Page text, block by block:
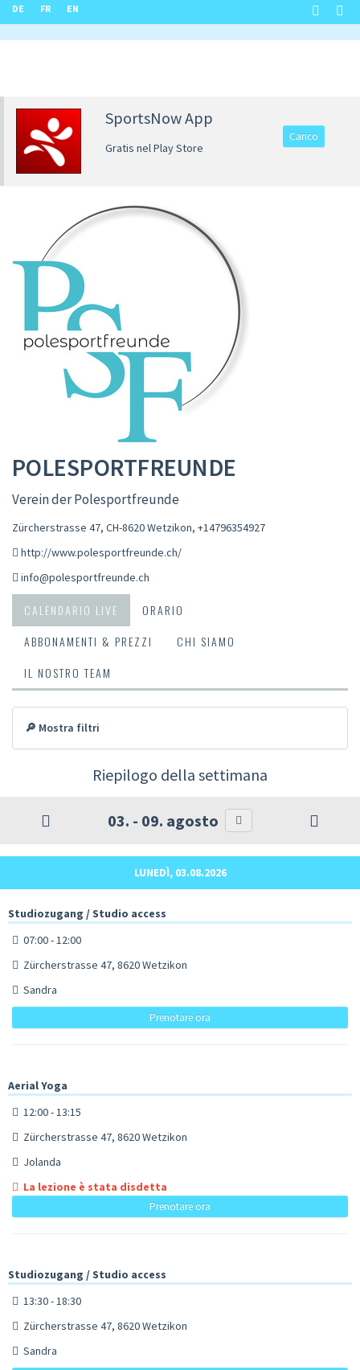
DE FR EN
SportsNow App
Gratis nel Play Store
Carico
POLESPORTFREUNDE
Verein der Polesportfreunde
Zürcherstrasse 47, CH-8620 Wetzikon, +14796354927
http://www.polesportfreunde.ch/
info@polesportfreunde.ch
CALENDARIO LIVE
ORARIO
ABBONAMENTI & PREZZI
CHI SIAMO
IL NOSTRO TEAM
🔎 Mostra filtri
Riepilogo della settimana
03. - 09. agosto
LUNEDÌ, 03.08.2026
Studiozugang / Studio access
07:00 - 12:00
Zürcherstrasse 47, 8620 Wetzikon
Sandra
Prenotare ora
Aerial Yoga
12:00 - 13:15
Zürcherstrasse 47, 8620 Wetzikon
Jolanda
La lezione è stata disdetta
Prenotare ora
Studiozugang / Studio access
13:30 - 18:30
Zürcherstrasse 47, 8620 Wetzikon
Sandra